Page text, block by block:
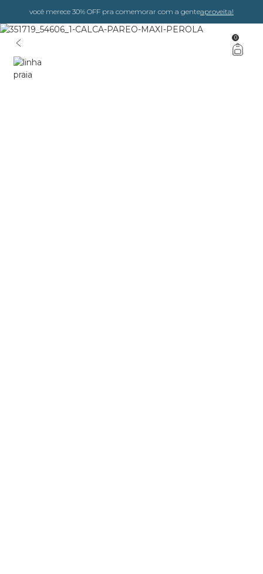
você merece 30% OFF pra comemorar com a genteaproveita!
0